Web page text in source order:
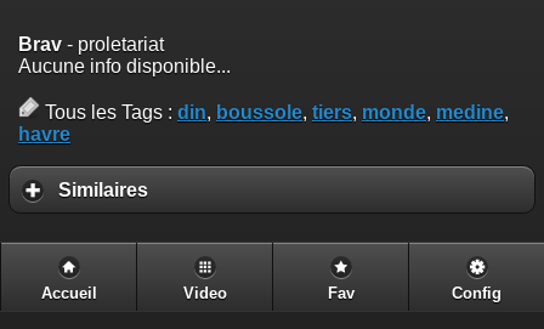
Brav - proletariat
Aucune info disponible...
Tous les Tags : din, boussole, tiers, monde, medine,
havre
Similaires
Accueil Video Fav Config